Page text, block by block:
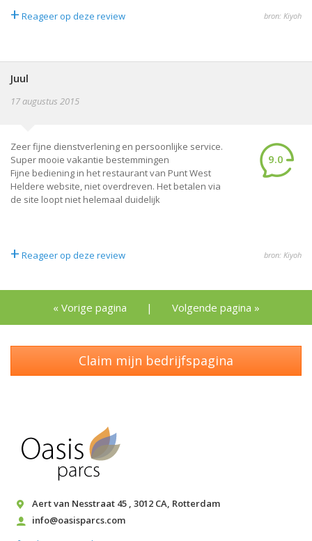
+ Reageer op deze review bron: Kiyoh
Juul
17 augustus 2015
Zeer fijne dienstverlening en persoonlijke service.
Super mooie vakantie bestemmingen
Fijne bediening in het restaurant van Punt West
Heldere website, niet overdreven. Het betalen via
de site loopt niet helemaal duidelijk
9.0
+ Reageer op deze review bron: Kiyoh
« Vorige pagina | Volgende pagina »
Claim mijn bedrijfspagina
Aert van Nesstraat 45 , 3012 CA, Rotterdam
info@oasisparcs.com